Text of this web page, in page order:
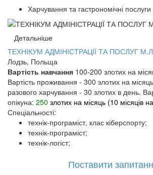
Харчування та гастрономічні послуги
Детальніше
ТЕХНІКУМ АДМІНІСТРАЦІЇ ТА ПОСЛУГ
Лодзь, Польща
Вартість навчання 100-200 злотих на
Вартість проживання - 300 злотих на
разового харчування - 30 злотих в день.
опікуна: 250 злотих на місяць (10 місяців
Спеціальності:
технік-програміст, клас кіберспорту;
технік-програміст;
технік-логіст;
Поставити